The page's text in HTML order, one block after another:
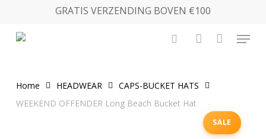
main
GRATIS VERZENDING BOVEN €100
Menu
Home HEADWEAR
CAPS-BUCKET HATS
WEEKEND OFFENDER Long Beach Bucket Hat
SALE